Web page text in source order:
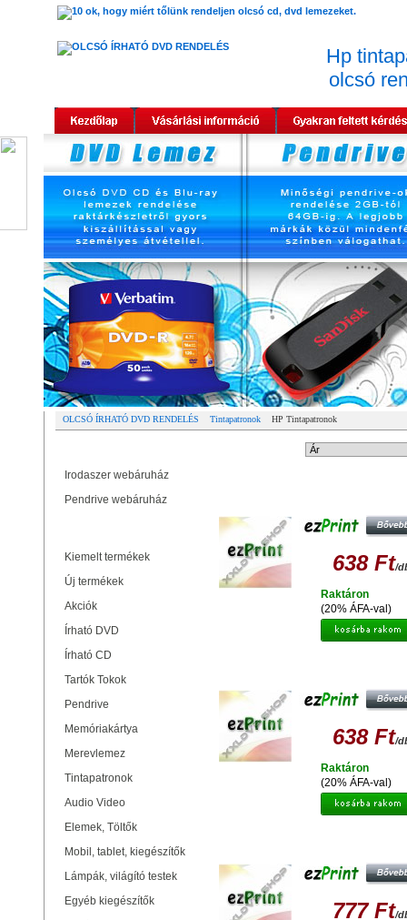
Hp
olcsó
OLCSÓ ÍRHATÓ DVD RENDELÉS Tintapatronok HP Tintapatronok
Irodaszer webáruház
Pendrive webáruház
Kiemelt termékek
Új termékek
Akciók
Írható DVD
Írható CD
Tartók Tokok
Pendrive
Memóriakártya
Merevlemez
Tintapatronok
Audio Video
Elemek, Töltők
Mobil, tablet, kiegészítők
Lámpák, világító testek
Egyéb kiegészítők
638 Ft/
(20% ÁFA-val)
Raktáron
638 Ft/
(20% ÁFA-val)
Raktáron
777 Ft/